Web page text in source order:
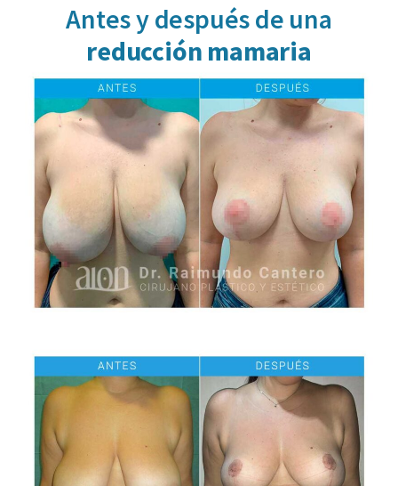
Antes y después de una
reducción mamaria